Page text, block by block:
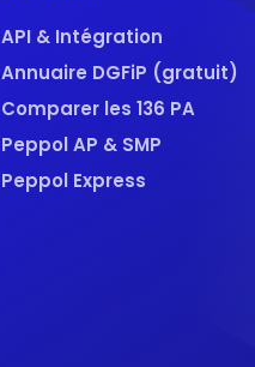
API & Intégration
Annuaire DGFiP (gratuit)
Comparer les 136 PA
Peppol AP & SMP
Peppol Express